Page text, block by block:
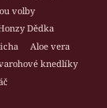
volby
Dědka
Aloe vera
knedlíky